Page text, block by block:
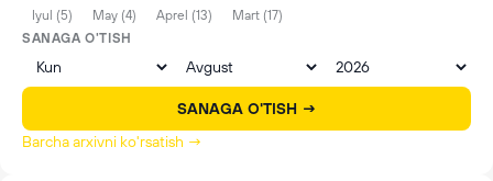
Iyul (5)
May (4) Aprel (13)
Mart (17)
SANAGA O'TISH
SANAGA O'TISH →
Barcha arxivni ko'rsatish →